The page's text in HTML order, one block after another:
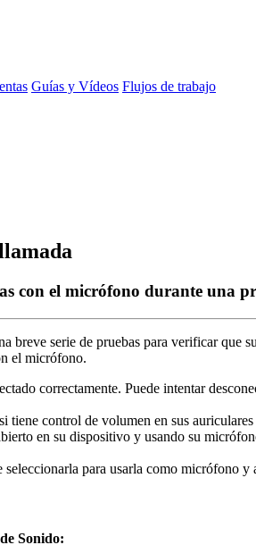
Guías y Vídeos Flujos de trabajo
con el micrófono durante una
breve serie de pruebas para verificar que su
el micrófono.
correctamente. Puede intentar
si tiene control de volumen en sus auriculares
en su dispositivo y usando su micró
seleccionarla para usarla como micrófono y
de Sonido: